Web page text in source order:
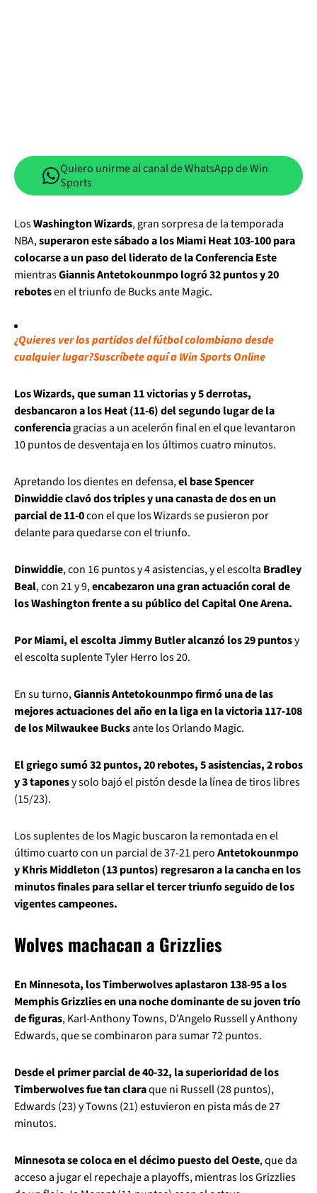
Quiero unirme al canal de WhatsApp de Win
Sports
LosWashington Wizards, gran sorpresa de la temporada
NBA,superaron este sábado a los Miami Heat 103-100 para
colocarse a un paso del liderato de la Conferencia Este
mientrasGiannis Antetokounmpo logró 32 puntos y 20
rebotesen el triunfo de Bucks ante Magic.
¿Quieres ver los partidos del fútbol colombiano desde
cualquier lugar?Suscríbete aquí a Win Sports Online
Los Wizards, que suman 11 victorias y 5 derrotas,
desbancaron a los Heat (11-6) del segundo lugar de la
conferenciagracias a un acelerón final en el que levantaron
10 puntos de desventaja en los últimos cuatro minutos.
Apretando los dientes en defensa,el base Spencer
Dinwiddie clavó dos triples y una canasta de dos en un
parcial de 11-0con el que los Wizards se pusieron por
delante para quedarse con el triunfo.
Dinwiddie, con 16 puntos y 4 asistencias, y el escolta Bradley
Beal, con 21 y 9,encabezaron una gran actuación coral de
los Washington frente a su público del Capital One Arena.
Por Miami, el escolta Jimmy Butler alcanzó los 29 puntosy
el escolta suplente Tyler Herro los 20.
En su turno,Giannis Antetokounmpo firmó una de las
mejores actuaciones del año en la liga en la victoria 117-108
de los Milwaukee Bucksante los Orlando Magic.
El griego sumó 32 puntos, 20 rebotes, 5 asistencias, 2 robos
y 3 taponesy solo bajó el pistón desde la línea de tiros libres
(15/23).
Los suplentes de los Magic buscaron la remontada en el
último cuarto con un parcial de 37-21 peroAntetokounmpo
y Khris Middleton (13 puntos) regresaron a la cancha en los
minutos finales para sellar el tercer triunfo seguido de los
vigentes campeones.
Wolves machacan a Grizzlies
En Minnesota, los Timberwolves aplastaron 138-95 a los
Memphis Grizzlies en una noche dominante de su joven trío
de figuras, Karl-Anthony Towns, D'Angelo Russell y Anthony
Edwards, que se combinaron para sumar 72 puntos.
Desde el primer parcial de 40-32, la superioridad de los
Timberwolves fue tan claraque ni Russell (28 puntos),
Edwards (23) y Towns (21) estuvieron en pista más de 27
minutos.
Minnesota se coloca en el décimo puesto del Oeste, que da
acceso a jugar el repechaje a playoffs, mientras los Grizzlies